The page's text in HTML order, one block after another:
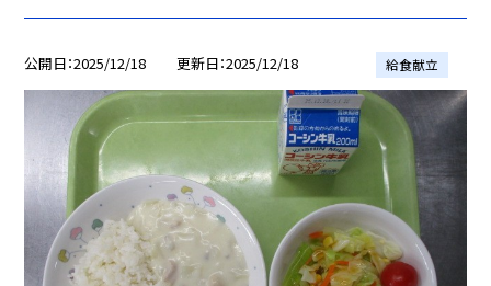
公開日 2025/12/18 更新日 2025/12/18 給食献立